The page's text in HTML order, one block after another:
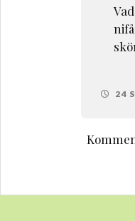
24